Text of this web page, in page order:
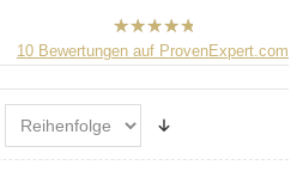
B2CPrint
hat5von
5
Sternen |
10 Bewertungen auf ProvenExpert.com